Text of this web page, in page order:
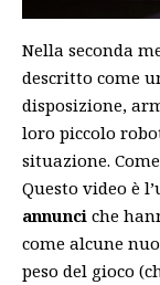
Nella seconda
descritto come
disposizione,
loro piccolo
situazione.
Questo video è
annunci che
come alcune
peso del gioco